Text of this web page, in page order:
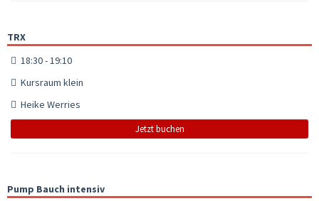
TRX
18:30 - 19:10
Kursraum klein
Heike Werries
Jetzt buchen
Pump Bauch intensiv